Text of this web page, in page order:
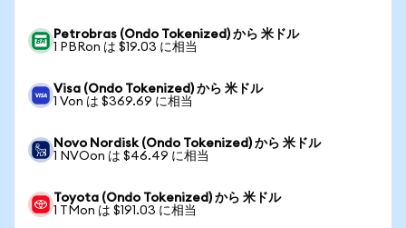
Petrobras (Ondo Tokenized) から 米ドル
1 PBRon は $19.03 に相当
Visa (Ondo Tokenized) から 米ドル
1 Von は $369.69 に相当
Novo Nordisk (Ondo Tokenized) から 米ドル
1 NVOon は $46.49 に相当
Toyota (Ondo Tokenized) から 米ドル
1 TMon は $191.03 に相当